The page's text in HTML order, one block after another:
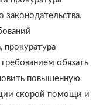
законодательства.
прокуратура
обязать
повышенную
скорой помощи и